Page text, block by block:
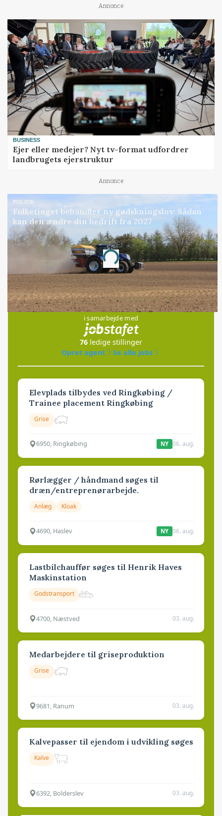
Annonce
BUSINESS
Ejer eller medejer? Nyt tv-format udfordrer
landbrugets ejerstruktur
Annonce
POLITIK
Folketinget behandler ny gødskningslov: Sådan
kan den ændre din bedrift fra 2027
Annonce
Loading...
Jobs
i samarbejde med
76 ledige stillinger
Opret agent
Se alle jobs
Elevplads tilbydes ved Ringkøbing /
Trainee placement Ringkøbing
Grise
6950, Ringkøbing NY 06. aug.
Rørlægger / håndmand søges til
dræn/entreprenørarbejde.
Anlæg Kloak
4690, Haslev NY 06. aug.
Lastbilchauffør søges til Henrik Haves
Maskinstation
Godstransport
4700, Næstved 03. aug.
Medarbejdere til griseproduktion
Grise
9681, Ranum 03. aug.
Kalvepasser til ejendom i udvikling søges
Kalve
6392, Bolderslev 03. aug.